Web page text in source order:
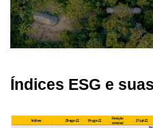
Índices ESG e